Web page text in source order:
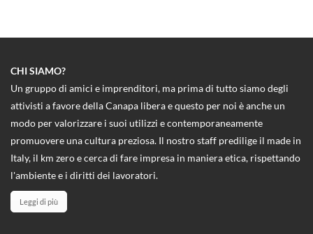
CHI SIAMO?
Un gruppo di amici e imprenditori, ma prima di tutto siamo degli
attivisti a favore della Canapa libera e questo per noi è anche un
modo per valorizzare i suoi utilizzi e contemporaneamente
promuovere una cultura preziosa. Il nostro staff predilige il made in
Italy, il km zero e cerca di fare impresa in maniera etica, rispettando
l'ambiente e i diritti dei lavoratori.
Leggi di più